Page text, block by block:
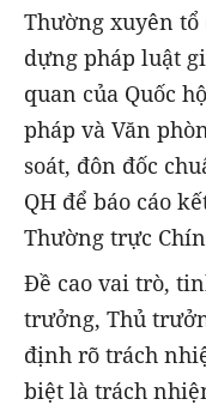
Thường xuyên tổ
dựng pháp luật
quan của Quốc
pháp và Văn
soát, đôn đốc
QH để báo cáo
Thường trực
Đề cao vai trò,
trưởng, Thủ
định rõ trách
biệt là trách